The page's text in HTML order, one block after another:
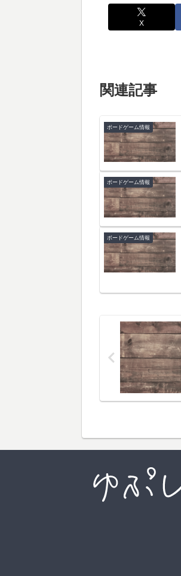
X
関連記事
ボードゲーム情報
ボードゲーム情報
ボードゲーム情報